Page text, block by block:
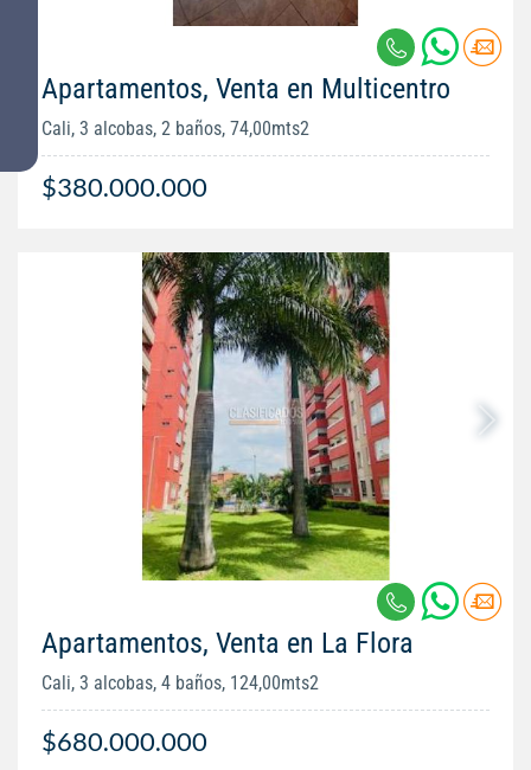
Apartamentos, Venta en Multicentro
Cali, 3 alcobas, 2 baños, 74,00mts2
$380.000.000
Apartamentos, Venta en La Flora
Cali, 3 alcobas, 4 baños, 124,00mts2
$680.000.000